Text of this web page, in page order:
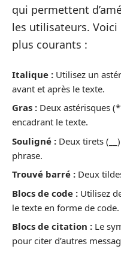
qui permettent
les utilisateurs. Voici
plus courants :
Italique : Utilisez un
avant et après le texte.
Gras : Deux astérisques
encadrant le texte.
Souligné : Deux tirets
phrase.
Trouvé barré : Deux
Blocs de code : Utilisez
le texte en forme de code.
Blocs de citation : Le
pour citer d’autres